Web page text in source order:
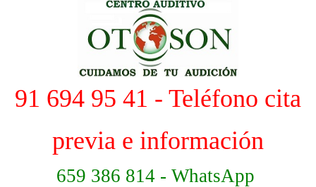
91 694 95 41 - Teléfono cita
previa e información
659 386 814 - WhatsApp